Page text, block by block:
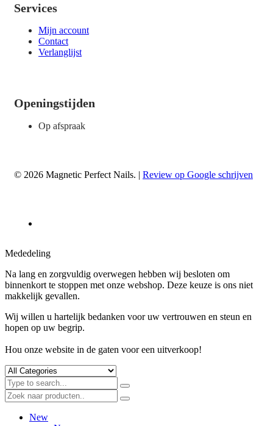
Services
Mijn account
Contact
Verlanglijst
Openingstijden
Op afspraak
© 2026 Magnetic Perfect Nails. | Review op Google schrijven
Mededeling
Na lang en zorgvuldig overwegen hebben wij besloten om
binnenkort te stoppen met onze webshop. Deze keuze is ons niet
makkelijk gevallen.
Wij willen u hartelijk bedanken voor uw vertrouwen en steun en
hopen op uw begrip.
Hou onze website in de gaten voor een uitverkoop!
New